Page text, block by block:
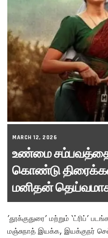
MARCH 12, 2026
உண்மை
கொண்டு
மனிதன்
’தூக்குதுரை’ மற்றும் ‘ட்ரிப்’
மஞ்சுநாத் இயக்க, இயக்குநர்